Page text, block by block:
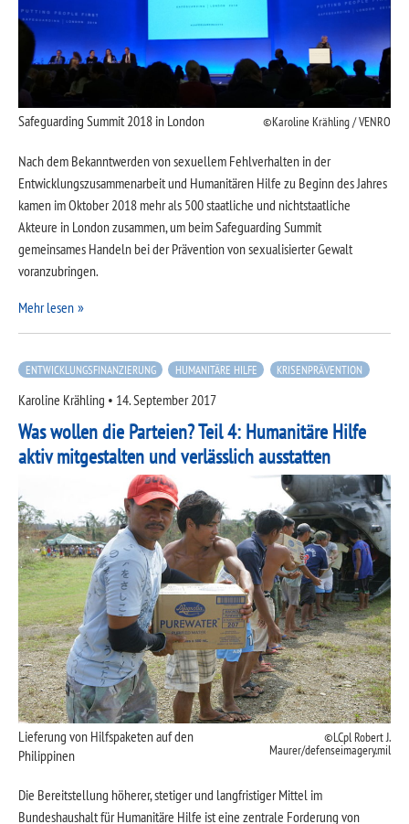
Safeguarding Summit 2018 in London Karoline Krähling / VENRO
Nach dem Bekanntwerden von sexuellem Fehlverhalten in der
Entwicklungszusammenarbeit und Humanitären Hilfe zu Beginn des Jahres
kamen im Oktober 2018 mehr als 500 staatliche und nichtstaatliche
Akteure in London zusammen, um beim Safeguarding Summit
gemeinsames Handeln bei der Prävention von sexualisierter Gewalt
voranzubringen.
Mehr lesen
ENTWICKLUNGSFINANZIERUNG HUMANITÄRE HILFE KRISENPRÄVENTION
Karoline Krähling • 14. September 2017
Was wollen die Parteien? Teil 4: Humanitäre Hilfe
aktiv mitgestalten und verlässlich ausstatten
Lieferung von Hilfspaketen auf den
Philippinen
LCpl Robert J.
Maurer/defenseimagery.mil
Die Bereitstellung höherer, stetiger und langfristiger Mittel im
Bundeshaushalt für Humanitäre Hilfe ist eine zentrale Forderung von